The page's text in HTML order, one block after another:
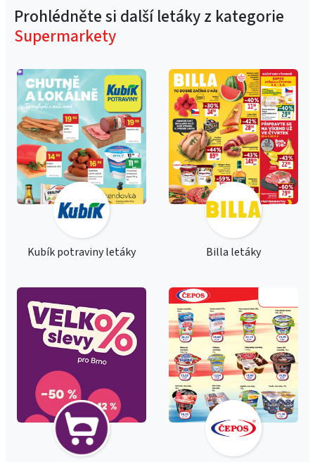
Prohlédněte si další letáky z kategorie
Supermarkety
Kubík potraviny letáky Billa letáky